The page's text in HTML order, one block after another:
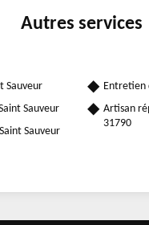
Autres services
Sauveur
Sauveur
Sauveur
Entretien
Artisan
31790